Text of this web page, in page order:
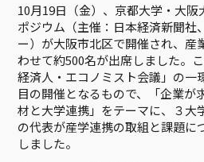
10月19日（金）、京都大学・大
ポジウム（主催：日本経済新聞社
ー）が大阪市北区で開催され、産
わせて約500名が出席しました。
経済人・エコノミスト会議」の一
目の開催となるもので、「企業が
材と大学連携」をテーマに、３大
の代表が産学連携の取組と課題に
しました。